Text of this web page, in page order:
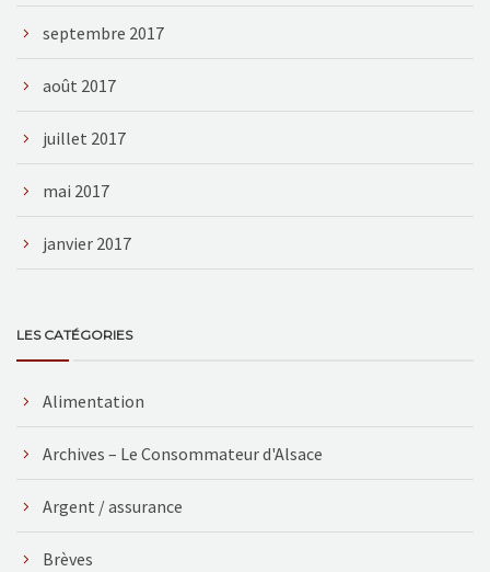
septembre 2017
août 2017
juillet 2017
mai 2017
janvier 2017
LES CATÉGORIES
Alimentation
Archives – Le Consommateur d'Alsace
Argent / assurance
Brèves